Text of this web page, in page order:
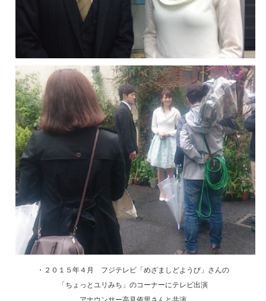
・２０１５年４月 フジテレビ「めざましどようび」さんの
「ちょっとユリみち」のコーナーにテレビ出演